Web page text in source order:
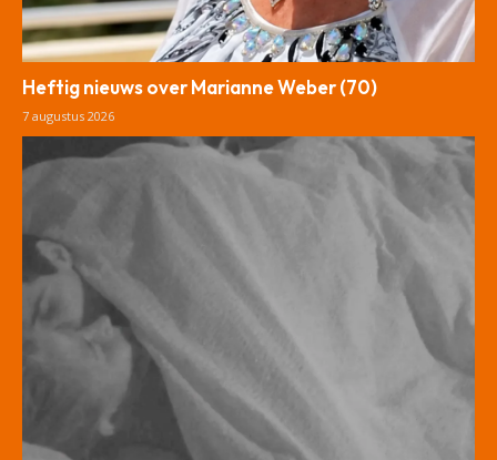
Heftig nieuws over Marianne Weber (70)
7 augustus 2026